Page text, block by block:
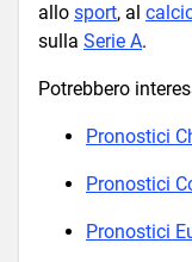
allo sport, al
sulla Serie A.
Potrebbero
Pronostici
Pronostici
Pronostici